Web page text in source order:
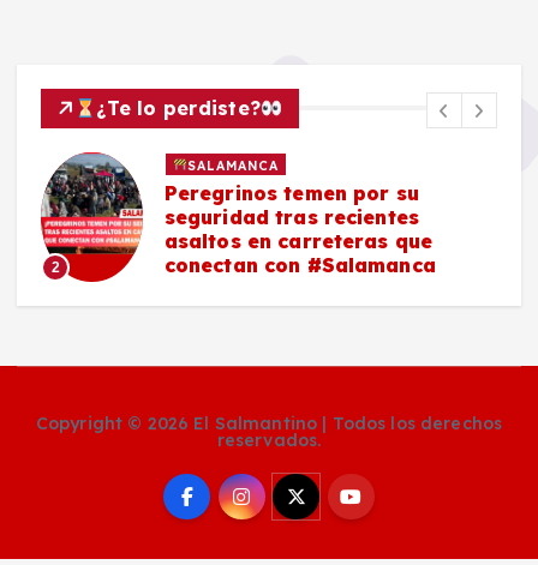
¿Te lo perdiste?
2
SALAMANCA
Peregrinos temen por su
seguridad tras recientes
asaltos en carreteras que
conectan con #Salamanca
Copyright © 2026 El Salmantino | Todos los derechos
reservados.